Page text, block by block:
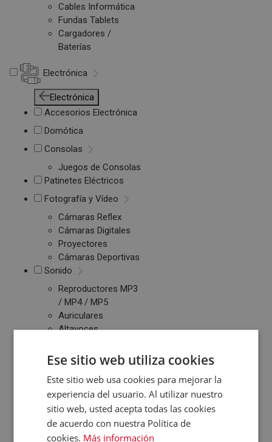
Cables Informática
Fundas Tablets
Cargadores /
Baterías
Electrónica
Electrónica
Accesorios Electrónica
Domótica
Consolas
Juegos de Consolas
Patinetes Eléctricos
Fotografía y Vídeo
Cámaras Reflex
Cámaras Digitales
Proyectores
Cámaras Deportivas
Sonido
Reproductores MP3
/ MP4 / MP5
Auriculares
Altavoces
Despertadores
Altavoces
Inalambricos
Equipos de Música
Relojes y Pulseras
Ese sitio web utiliza cookies
Este sitio web usa cookies para mejorar la
experiencia del usuario. Al utilizar nuestro
sitio web, usted acepta todas las cookies
de acuerdo con nuestra Política de
cookies. Más información